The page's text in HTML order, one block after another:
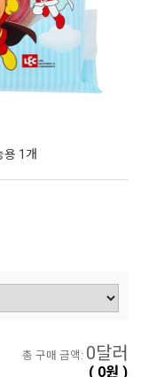
용 1개
총 구매 금액: 0달러
( 0원 )